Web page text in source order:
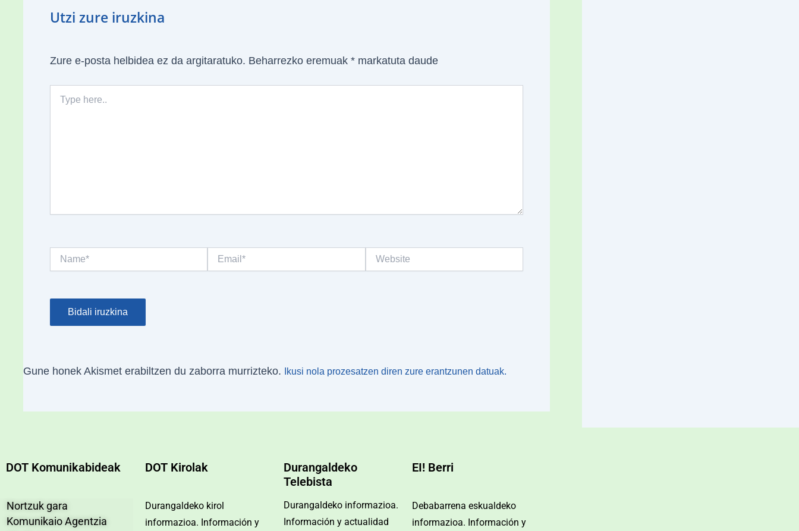
Utzi zure iruzkina
Zure e-posta helbidea ez da argitaratuko. Beharrezko eremuak *markatuta daude
here..
Gune honek Akismet erabiltzen du zaborra murrizteko. Ikusi nola prozesatzen diren zure erantzunen datuak.
DOT Komunikabideak
Nortzuk gara
Komunikaio Agentzia
DOT Kirolak
Durangaldeko kirol
informazioa. Información y
Durangaldeko
Telebista
Durangaldeko informazioa.
Información y actualidad
EI! Berri
Debabarrena eskualdeko
informazioa. Información y